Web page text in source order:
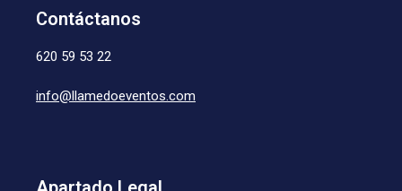
Contáctanos
620 59 53 22
info@llamedoeventos.com